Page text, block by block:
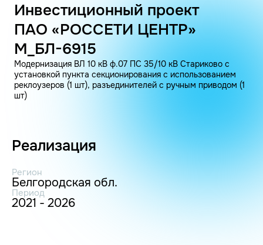
Инвестиционный проект
ПАО «РОССЕТИ ЦЕНТР»
M_БЛ-6915
Модернизация ВЛ 10 кВ ф.07 ПС 35/10 кВ Стариково с
установкой пункта секционирования с использованием
реклоузеров (1 шт), разъединителей с ручным приводом (1
шт)
Реализация
Регион
Белгородская обл.
Период
2021 - 2026